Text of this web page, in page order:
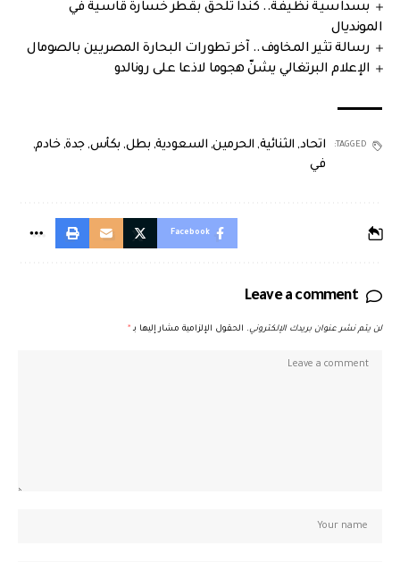
بسداسية نظيفة.. كندا تُلحق بقطر خسارة قاسية في
المونديال
رسالة تثير المخاوف.. آخر تطورات البحارة المصريين بالصومال
الإعلام البرتغالي يشنّ هجوما لاذعا على رونالدو
TAGGED: اتحاد, الثنائية, الحرمين, السعودية, بطل, بكأس,جدة,خادم,
في
Facebook
Leave a comment
لن يتم نشر عنوان بريدك الإلكتروني. الحقول الإلزامية مشار إليها بـ *